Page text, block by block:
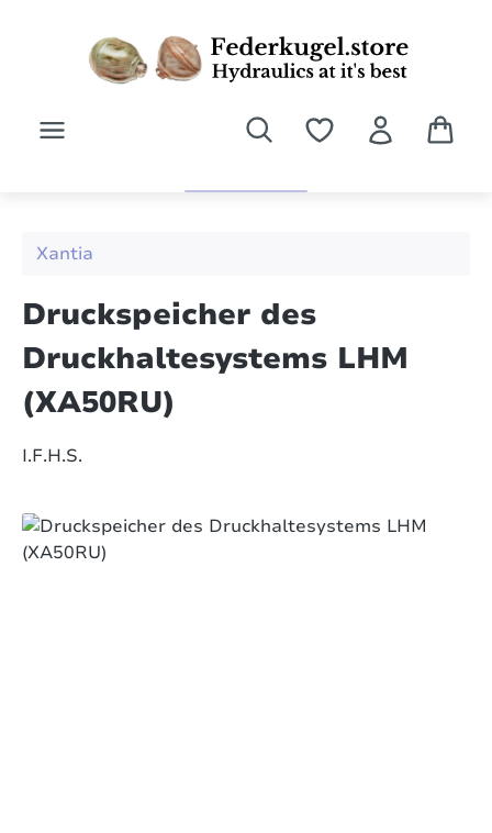
Xantia
Druckspeicher des
Druckhaltesystems LHM
(XA50RU)
I.F.H.S.
Bildergalerie überspringen